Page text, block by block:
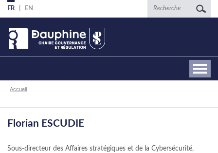
Aller
au
contenu
principal
FR EN Recherche
Fil
Accueil
Florian ESCUDIE
Sous-directeur des Affaires stratégiques et de la Cybersécurité,